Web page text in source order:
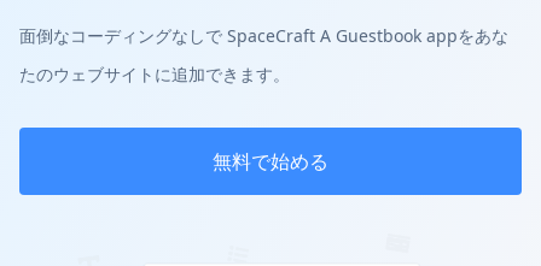
面倒なコーディングなしで SpaceCraft A Guestbook appをあな
たのウェブサイトに追加できます。
無料で始める